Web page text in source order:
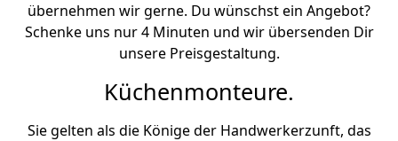
übernehmen wir gerne. Du wünschst ein Angebot?
Schenke uns nur 4 Minuten und wir übersenden Dir
unsere Preisgestaltung.
Küchenmonteure.
Sie gelten als die Könige der Handwerkerzunft, das